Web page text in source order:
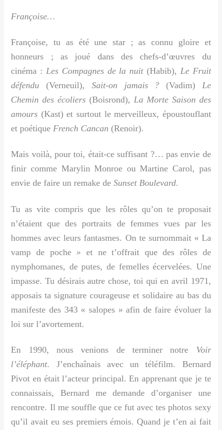
Françoise…
Françoise, tu as été une star ; as connu gloire et
honneurs ; as joué dans des chefs-d’œuvres du
cinéma : Les Compagnes de la nuit(Habib), Le Fruit
défendu (Verneuil), Sait-on jamais ? (Vadim) Le
Chemin des écoliers (Boisrond), La Morte Saison des
amours (Kast) et surtout le merveilleux, époustouflant
et poétique French Cancan (Renoir).
Mais voilà, pour toi, était-ce suffisant ?… pas envie de
finir comme Marylin Monroe ou Martine Carol, pas
envie de faire un remake deSunset Boulevard.
Tu as vite compris que les rôles qu’on te proposait
n’étaient que des portraits de femmes vues par les
hommes avec leurs fantasmes. On te surnommait « La
vamp de poche» et ne t’offrait que des rôles de
nymphomanes, de putes, de femelles écervelées. Une
impasse. Tu désirais autre chose, toi qui en avril 1971,
apposais ta signature courageuse et solidaire au bas du
manifeste des 343 « salopes » afin de faire évoluer la
loi sur l’avortement.
En 1990, nous venions de terminer notre Voir
l’éléphant. J’enchaînais avec un téléfilm. Bernard
Pivot en était l’acteur principal. En apprenant que je te
connaissais, Bernard me demande d’organiser une
rencontre. Il me souffle que ce fut avec tes photos sexy
qu’il avait eu ses premiers émois. Quand je t’en ai fait